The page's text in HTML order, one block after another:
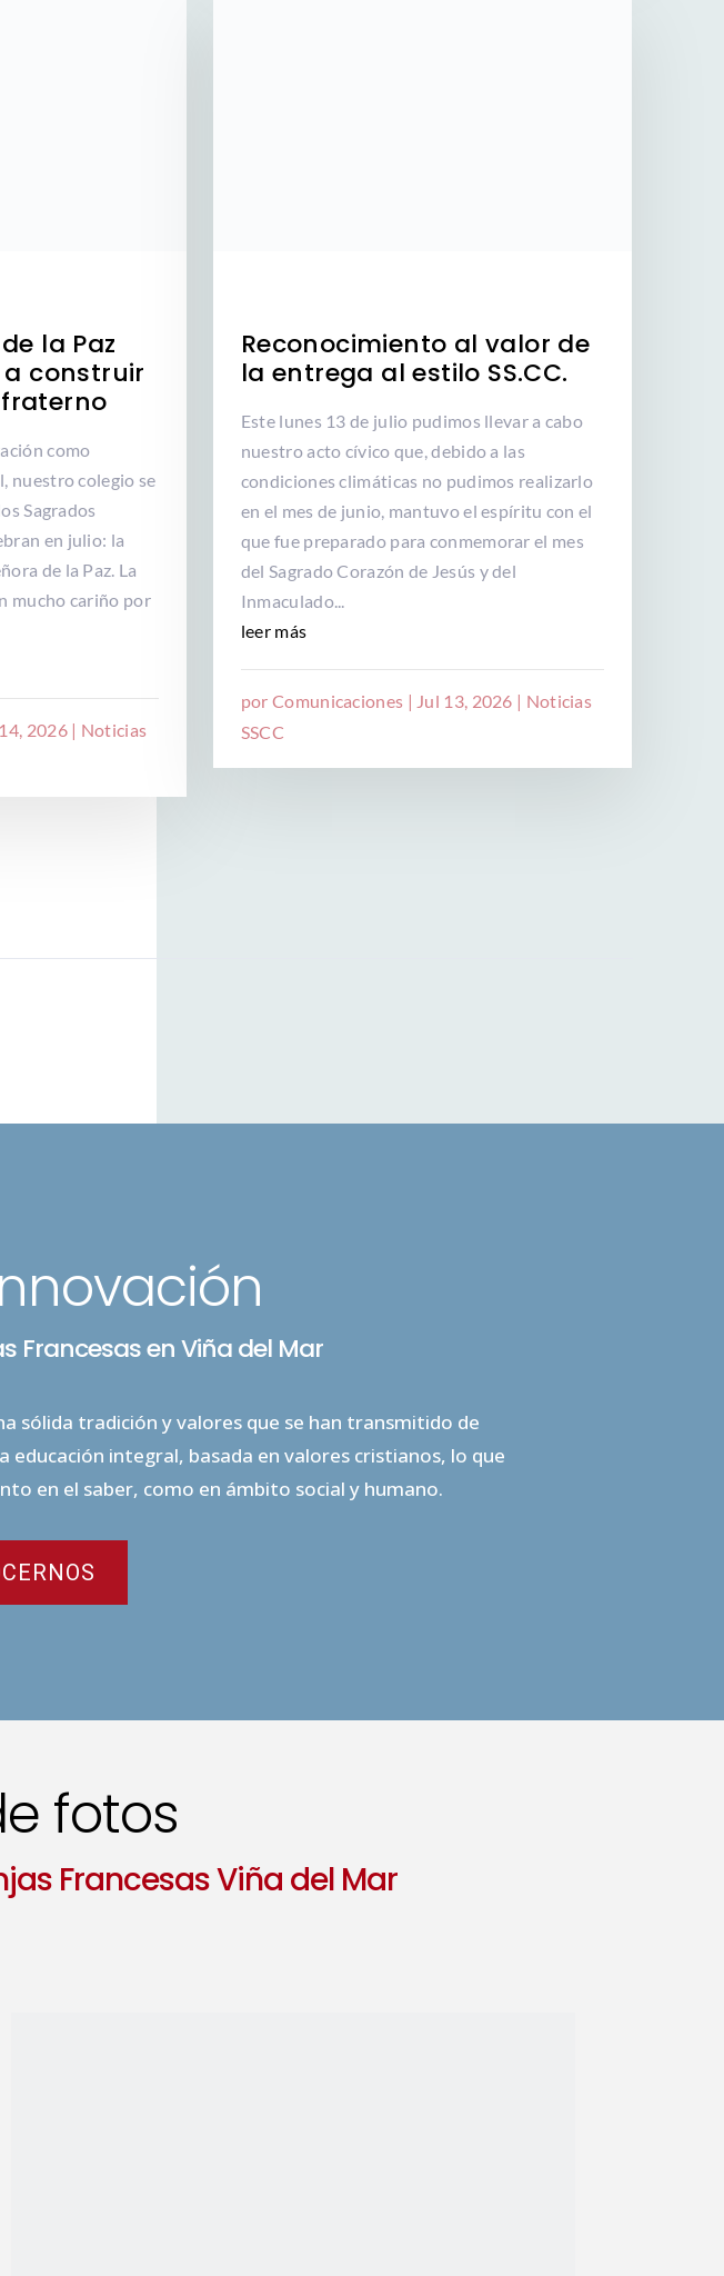
la Paz
construir
2026| Noticias
como
nuestro colegio se
Sagrados
en julio: la
de la Paz. La
mucho cariño por
Reconocimiento al valor de
la entrega al estilo SS.CC.
porComunicaciones | Jul 13, 2026 | Noticias
SSCC
Este lunes 13 de julio pudimos llevar a cabo
nuestro acto cívico que, debido a las
condiciones climáticas no pudimos realizarlo
en el mes de junio, mantuvo el espíritu con el
que fue preparado para conmemorar el mes
del Sagrado Corazón de Jesús y del
Inmaculado...
leer más
Francesas en Viña del Mar
sólida tradición y valores que se han transmitido de
integral, basada en valores cristianos, lo que
en el saber, como en ámbito social y humano.
fotos
Francesas Viña del Mar